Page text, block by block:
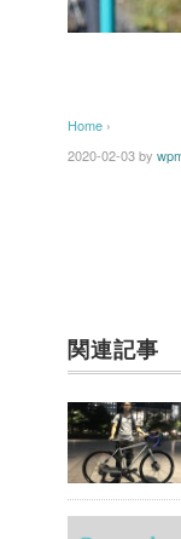
Home ›
2020-02-03by
関連記事